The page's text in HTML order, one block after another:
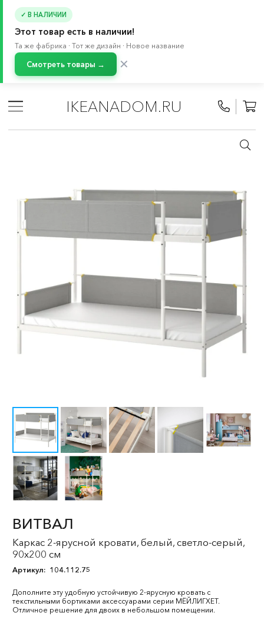
✓ В НАЛИЧИИ
Этот товар есть в наличии!
Та же фабрика · Тот же дизайн · Новое название
Смотреть товары → ✕
IKEANADOM.RU
Кровати для детей от 3 лет / Двухъярусные кровати
ВИТВАЛ
Каркас 2-ярусной кровати, белый, светло-серый,
90x200 см
Артикул: 104.112.75
Дополните эту удобную устойчивую 2-ярусную кровать с
текстильными бортиками аксессуарами серии МЁЙЛИГХЕТ.
Отличное решение для двоих в небольшом помещении.